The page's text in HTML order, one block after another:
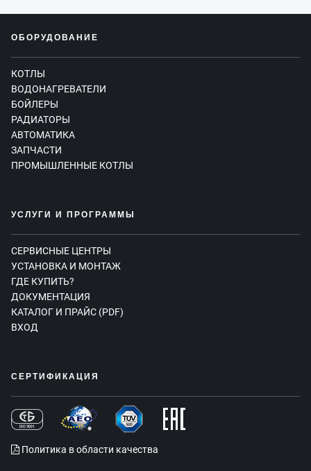
ОБОРУДОВАНИЕ
КОТЛЫ
ВОДОНАГРЕВАТЕЛИ
БОЙЛЕРЫ
РАДИАТОРЫ
АВТОМАТИКА
ЗАПЧАСТИ
ПРОМЫШЛЕННЫЕ КОТЛЫ
УСЛУГИ И ПРОГРАММЫ
СЕРВИСНЫЕ ЦЕНТРЫ
УСТАНОВКА И МОНТАЖ
ГДЕ КУПИТЬ?
ДОКУМЕНТАЦИЯ
КАТАЛОГ И ПРАЙС (PDF)
ВХОД
СЕРТИФИКАЦИЯ
Политика в области качества